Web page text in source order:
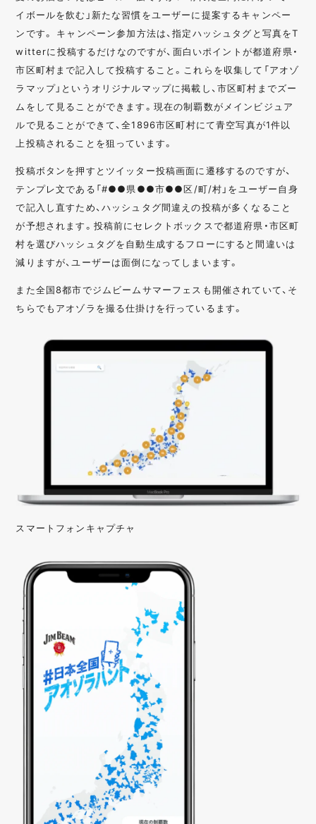
イボールを飲む」新たな習慣をユーザーに提案するキャンペー
ンです。 キャンペーン参加方法は、指定ハッシュタグと写真をT
witterに投稿するだけなのですが、面白いポイントが都道府県・
市区町村まで記入して投稿すること。これらを収集して「アオゾ
ラマップ」というオリジナルマップに掲載し、市区町村までズー
ムをして見ることができます。現在の制覇数がメインビジュア
ルで見ることができて、全1896市区町村にて青空写真が1件以
上投稿されることを狙っています。
投稿ボタンを押すとツイッター投稿画面に遷移するのですが、
テンプレ文である「#●●県●●市●●区/町/村」をユーザー自身
で記入し直すため、ハッシュタグ間違えの投稿が多くなること
が予想されます。投稿前にセレクトボックスで都道府県・市区町
村を選びハッシュタグを自動生成するフローにすると間違いは
減りますが、ユーザーは面倒になってしまいます。
また全国8都市でジムビームサマーフェスも開催されていて、そ
ちらでもアオゾラを撮る仕掛けを行っているます。
スマートフォンキャプチャ